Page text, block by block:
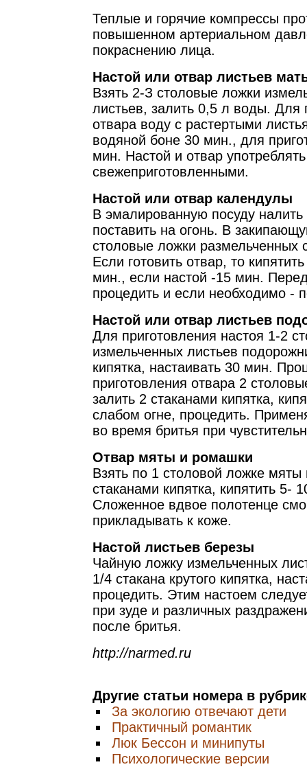
Теплые и горячие компрессы
повышенном артериальном
покраснению лица.
Настой или отвар листьев
Взять 2-З столовые ложки
листьев, залить 0,5 л воды. Для
отвара воду с растертыми
водяной боне 30 мин., для
мин. Настой и отвар
свежеприготовленными.
Настой или отвар календулы
В эмалированную посуду
поставить на огонь. В
столовые ложки размельченных
Если готовить отвар, то
мин., если настой -15 мин.
процедить и если необходимо -
Настой или отвар листьев
Для приготовления настоя 1-2
измельченных листьев
кипятка, настаивать 30 мин.
приготовления отвара 2
залить 2 стаканами кипятка,
слабом огне, процедить.
во время бритья при
Отвар мяты и ромашки
Взять по 1 столовой ложке
стаканами кипятка, кипятить 5-
Сложенное вдвое полотенце
прикладывать к коже.
Настой листьев березы
Чайную ложку измельченных
1/4 стакана крутого кипятка,
процедить. Этим настоем
при зуде и различных
после бритья.
http://narmed.ru
Другие статьи номера в
За экологию отвечают дети
Практичный романтик
Люк Бессон и минипуты
Психологические версии